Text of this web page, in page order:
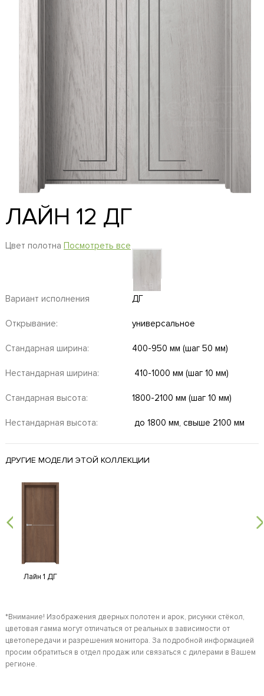
ЛАЙН 12 ДГ
Цвет полотна Посмотреть все
Вариант исполнения ДГ
Открывание: универсальное
Стандарная ширина: 400-950 мм (шаг 50 мм)
Нестандарная ширина: 410-1000 мм (шаг 10 мм)
Стандарная высота: 1800-2100 мм (шаг 10 мм)
Нестандарная высота: до 1800 мм, свыше 2100 мм
ДРУГИЕ МОДЕЛИ ЭТОЙ КОЛЛЕКЦИИ
Лайн 1 ДГ
*Внимание! Изображения дверных полотен и арок, рисунки стёкол,
цветовая гамма могут отличаться от реальных в зависимости от
цветопередачи и разрешения монитора. За подробной информацией
просим обратиться в отдел продаж или связаться с дилерами в Вашем
регионе.